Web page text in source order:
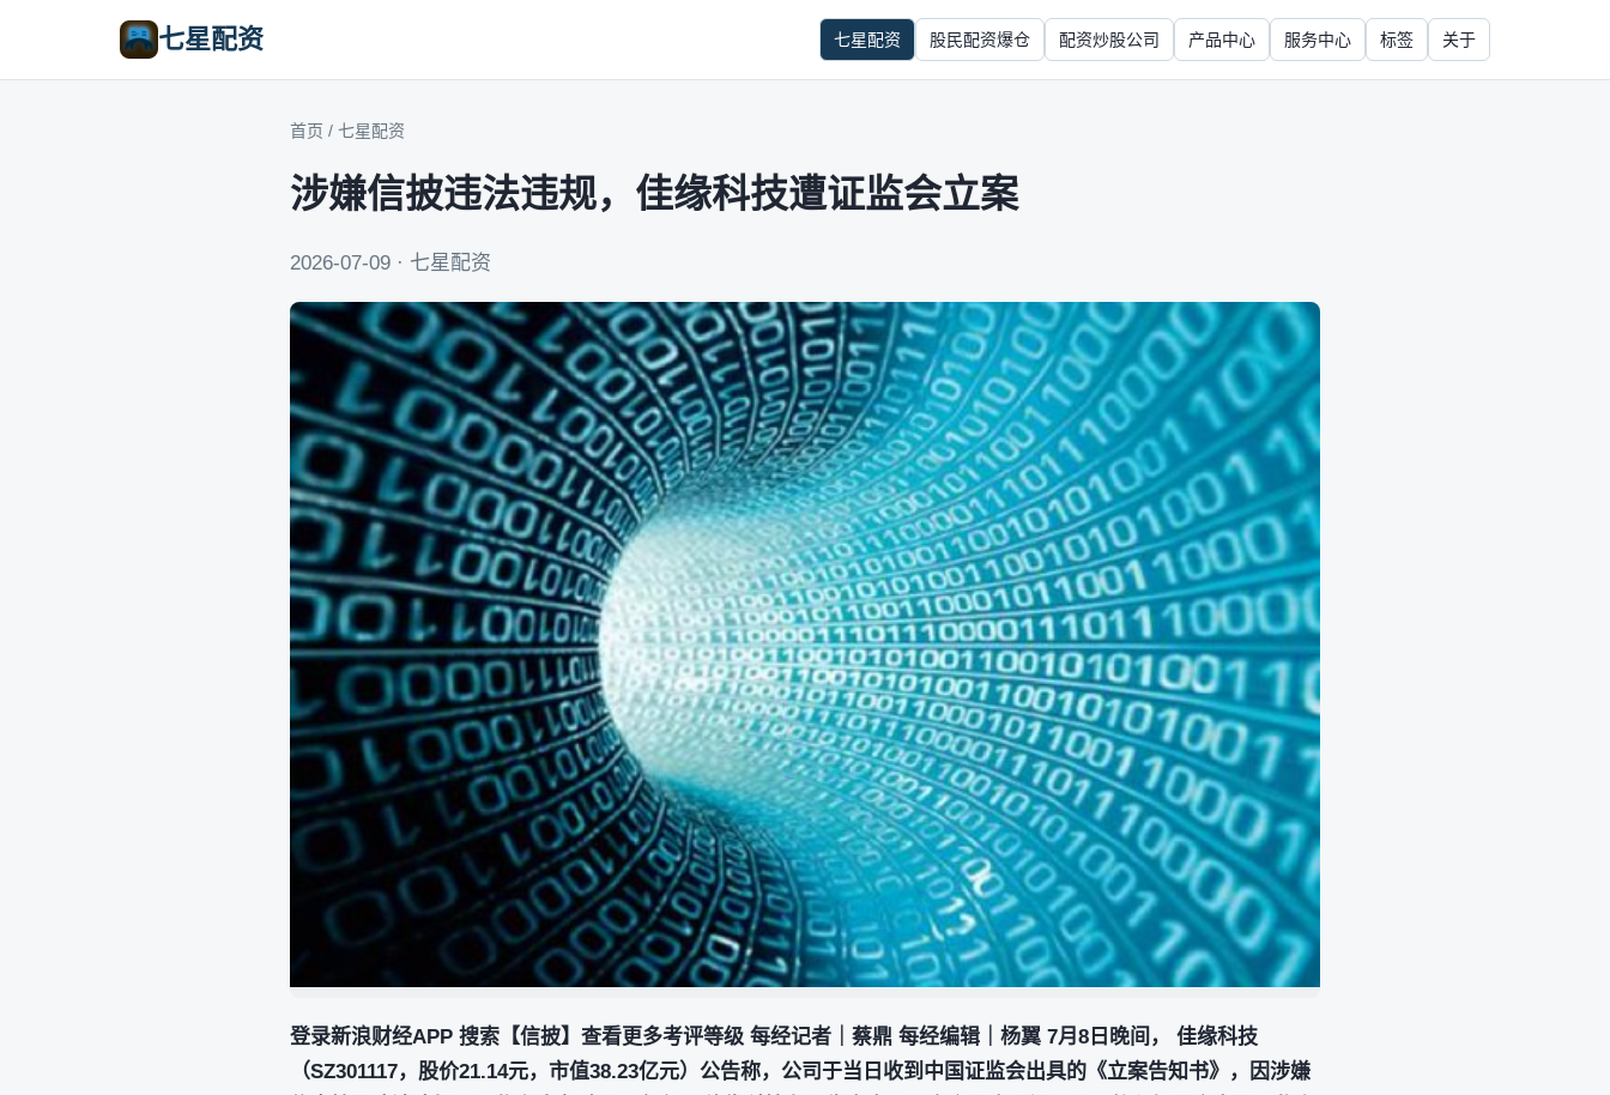
七星配资 七星配资 股民配资爆仓 配资炒股公司 产品中心 服务中心 标签 关于
首页 / 七星配资
涉嫌信披违法违规，佳缘科技遭证监会立案
2026-07-09 · 七星配资
登录新浪财经APP 搜索【信披】查看更多考评等级 每经记者｜蔡鼎 每经编辑｜杨翼 7月8日晚间， 佳缘科技
（SZ301117，股价21.14元，市值38.23亿元）公告称，公司于当日收到中国证监会出具的《立案告知书》，因涉嫌